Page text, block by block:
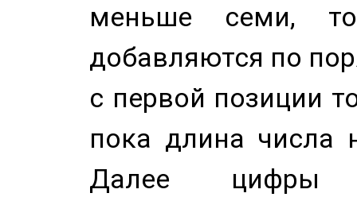
меньше семи,
добавляются по
с первой позиции
пока длина числа
Далее цифры